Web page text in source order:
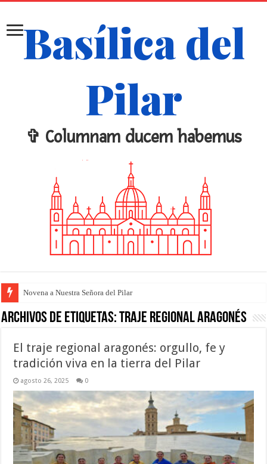
Basílica del
Pilar
✞ Columnam ducem habemus
Novena a Nuestra Señora del Pilar
Archivos de etiquetas:traje regional aragonés
El traje regional aragonés: orgullo, fe y
tradición viva en la tierra del Pilar
agosto 26, 2025 0